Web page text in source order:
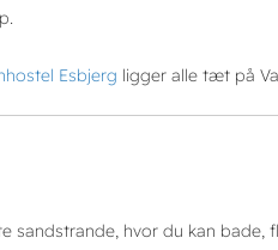
Esbjerg ligger alle tæt på
sandstrande, hvor du kan bade,